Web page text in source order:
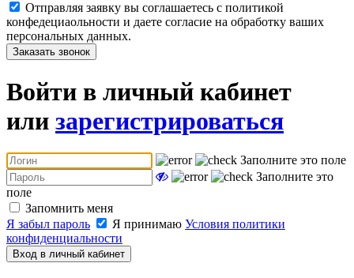
Отправляя заявку вы соглашаетесь с политикой
конфедециаольности и даете согласие на обработку ваших
персональных данных.
Заказать звонок
Войти в личный кабинет
или зарегистрироваться
Заполните это поле
Заполните это
поле
Запомнить меня
Я забыл пароль
Я принимаю Условия политики
конфиденциальности
Вход в личный кабинет